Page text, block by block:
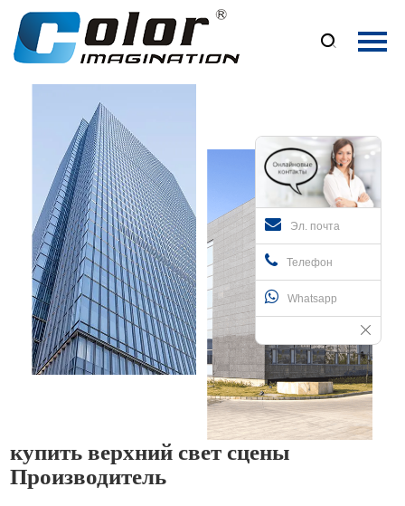

Главная
Продукция
Новости
Контакты
Эл. почта
Телефон
Whatsapp
купить верхний свет сцены
Производитель